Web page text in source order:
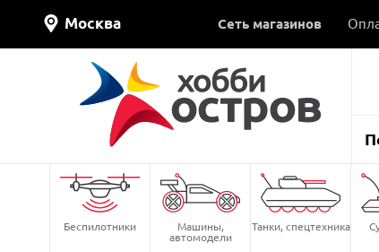
Москва Сеть магазинов
Беспилотники Машины,
автомодели
Танки, спецтехника